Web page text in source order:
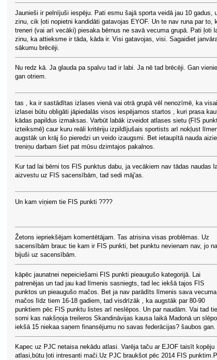
Jaunieši ir pelnījuši iespēju. Pati esmu šajā sporta veidā jau 10 gadus,
zinu, cik ļoti nopietni kandidāti gatavojas EYOF. Un te nav runa par to,
treneri (vai arī vecāki) piesaka bērnus ne savā vecuma grupā. Pati ļoti
zinu, ka attieksme ir tāda, kāda ir. Visi gatavojas, visi. Sagaidiet
sākumu brēcēji.
Nu redz kā. Ja glauda pa spalvu tad ir labi. Ja nē tad brēcēji. Gan
gan otriem.
tas , ka ir sastādītas izlases vienā vai otrā grupā vēl nenozīmē, ka visai
izlasei būtu obligāti jāpiedalās visos iespējamos startos , kuri prasa
kādas papildus izmaksas. Varbūt labāk izveidot atlases sietu (FIS
izteiksmē) caur kuru reāli kritēriju izpildījušais sportists arī nokļust
augstāk un krāj šo pieredzi un veido izaugsmi. Bet ietaupītā nauda
treniņu darbam šiet pat mūsu dzimtajos pakalnos.
Kur tad lai bērni tos FIS punktus dabu, ja vecākiem nav tādas naudas
aizvestu uz FIS sacensībām, tad sedi māj'as.
Un kam viņiem tie FIS punkti ????
Žetons iepriekšējam komentētājam. Tas atrisina visas problēmas. Uz
sacensībām brauc tie kam ir FIS punkti, bet punktu nevienam nav, jo
bijuši uz sacensībām.
kāpēc jaunatnei nepeiciešami FIS punkti pieaugušo kategorijā. Lai
patrenējas un tad jau kad līmenis sasniegts, tad lec iekšā tajos FIS
punktos un pieaugušo mačos. Bet ja nav parādīts līmenis sava vecuma
mačos līdz tiem 16-18 gadiem, tad visdrīzāk , ka augstāk par 80-90
punktiem pēc FIS punktu listes arī neslēpos. Un par naudām. Vai tad tie
somi kas nakšņoja treileros Skandināvijas kausa laikā Madonā un
iekšā 15 niekaa saņem finansējumu no savas federācijas? šaubos gan.
Kapec uz PJC netaisa nekādu atlasi. Varēja taču ar EJOF taisīt kopēju
atlasi,būtu ļoti intresanti mači.Uz PJC braukšot pēc 2014 FIS